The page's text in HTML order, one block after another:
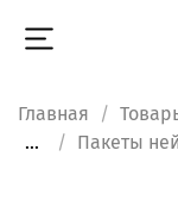
Главная
...
Пакеты